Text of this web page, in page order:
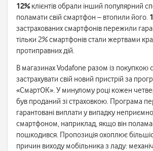
12%клієнтів обрали інший популярний
поламати свій смартфон – втопили його.
застрахованих смартфонів пережили
тільки 2% смартфонів стали жертвами
протиправних дій.
В магазинах Vodafone разом із
застрахувати свій новий пристрій за
«СмартОК». У минулому році кожен
був проданий зі страховкою. Програма
гарантовані виплати у випадку
смартфоном, наприклад, якщо він
пошкодився. Пропозиція охоплює
причин виходу мобільника з ладу: